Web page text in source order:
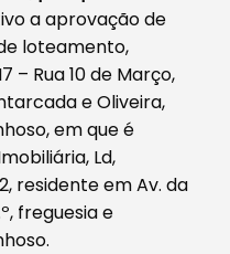
a aprovação de
loteamento,
– Rua 10 de Março,
e Oliveira,
em que é
Ld,
residente em Av. da
freguesia e